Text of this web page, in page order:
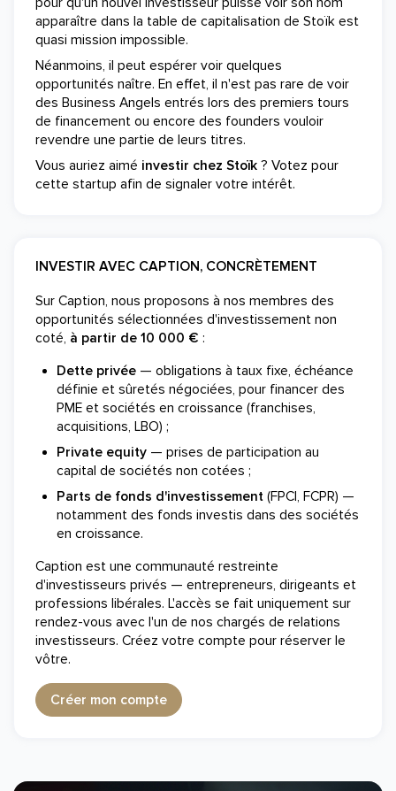
apparaître dans la table de capitalisation de Stoïk est
quasi mission impossible.
Néanmoins, il peut espérer voir quelques
opportunités naître. En effet, il n'est pas rare de voir
des Business Angels entrés lors des premiers tours
de financement ou encore des founders vouloir
revendre une partie de leurs titres.
Vous auriez aimé investir chez Stoïk ? Votez pour
cette startup afin de signaler votre intérêt.
INVESTIR AVEC CAPTION, CONCRÈTEMENT
Sur Caption, nous proposons à nos membres des
opportunités sélectionnées d'investissement non
coté, à partir de 10 000 € :
Dette privée — obligations à taux fixe, échéance
définie et sûretés négociées, pour financer des
PME et sociétés en croissance (franchises,
acquisitions, LBO) ;
Private equity — prises de participation au
capital de sociétés non cotées ;
Parts de fonds d'investissement (FPCI, FCPR) —
notamment des fonds investis dans des sociétés
en croissance.
Caption est une communauté restreinte
d'investisseurs privés — entrepreneurs, dirigeants et
professions libérales. L'accès se fait uniquement sur
rendez-vous avec l'un de nos chargés de relations
investisseurs. Créez votre compte pour réserver le
vôtre.
Créer mon compte